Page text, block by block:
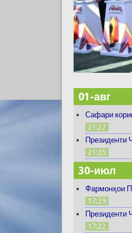
01-авг
Сафари
21:27
Президенти
21:25
30-июл
Фармонҳои
17:29
Президенти
17:22